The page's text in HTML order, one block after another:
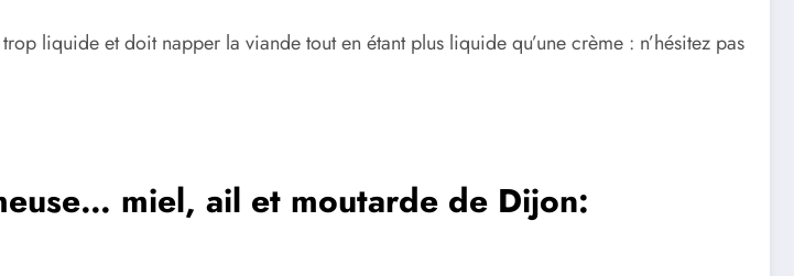
liquide et doit napper la viande tout en étant plus liquide qu’une crème : n’hésitez pas
miel, ail et moutarde de Dijon: